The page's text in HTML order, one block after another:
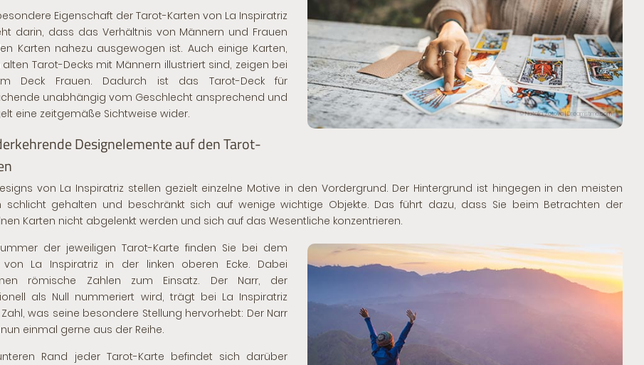
© Natalia Zotova | Dreamstime.com
Eigenschaft der Tarot-Karten von La Inspiratriz
darin, dass das Verhältnis von Männern und Frauen
Karten nahezu ausgewogen ist. Auch einige Karten,
alten Tarot-Decks mit Männern illustriert sind, zeigen bei
Deck Frauen. Dadurch ist das Tarot-Deck für
unabhängig vom Geschlecht ansprechend und
eine zeitgemäße Sichtweise wider.
Designelemente auf den Tarot-
von La Inspiratriz stellen gezielt einzelne Motive in den Vordergrund. Der Hintergrund ist hingegen in den meisten
schlicht gehalten und beschränkt sich auf wenige wichtige Objekte. Das führt dazu, dass Sie beim Betrachten der
Karten nicht abgelenkt werden und sich auf das Wesentliche konzentrieren.
der jeweiligen Tarot-Karte finden Sie bei dem
von La Inspiratriz in der linken oberen Ecke. Dabei
römische Zahlen zum Einsatz. Der Narr, der
als Null nummeriert wird, trägt bei La Inspiratriz
Zahl, was seine besondere Stellung hervorhebt: Der Narr
einmal gerne aus der Reihe.
Rand jeder Tarot-Karte befindet sich darüber